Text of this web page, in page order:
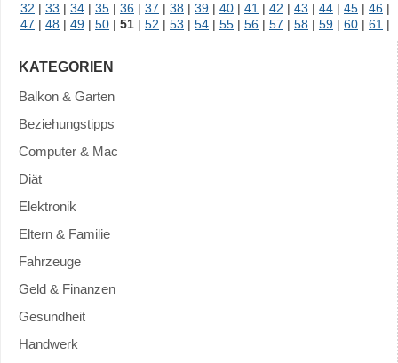
32 | 33 | 34 | 35 | 36 | 37 | 38 | 39 | 40 | 41 | 42 | 43 | 44 | 45 | 46 |
47 | 48 | 49 | 50 | 51 | 52 | 53 | 54 | 55 | 56 | 57 | 58 | 59 | 60 | 61 |
KATEGORIEN
Balkon & Garten
Beziehungstipps
Computer & Mac
Diät
Elektronik
Eltern & Familie
Fahrzeuge
Geld & Finanzen
Gesundheit
Handwerk